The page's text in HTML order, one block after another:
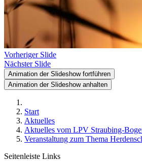
Vorheriger Slide
Nächster Slide
Animation der Slideshow fortführen
Animation der Slideshow anhalten
Start
Aktuelles
Aktuelles vom LPV Straubing-
Veranstaltung zum Thema
Seitenleiste Links